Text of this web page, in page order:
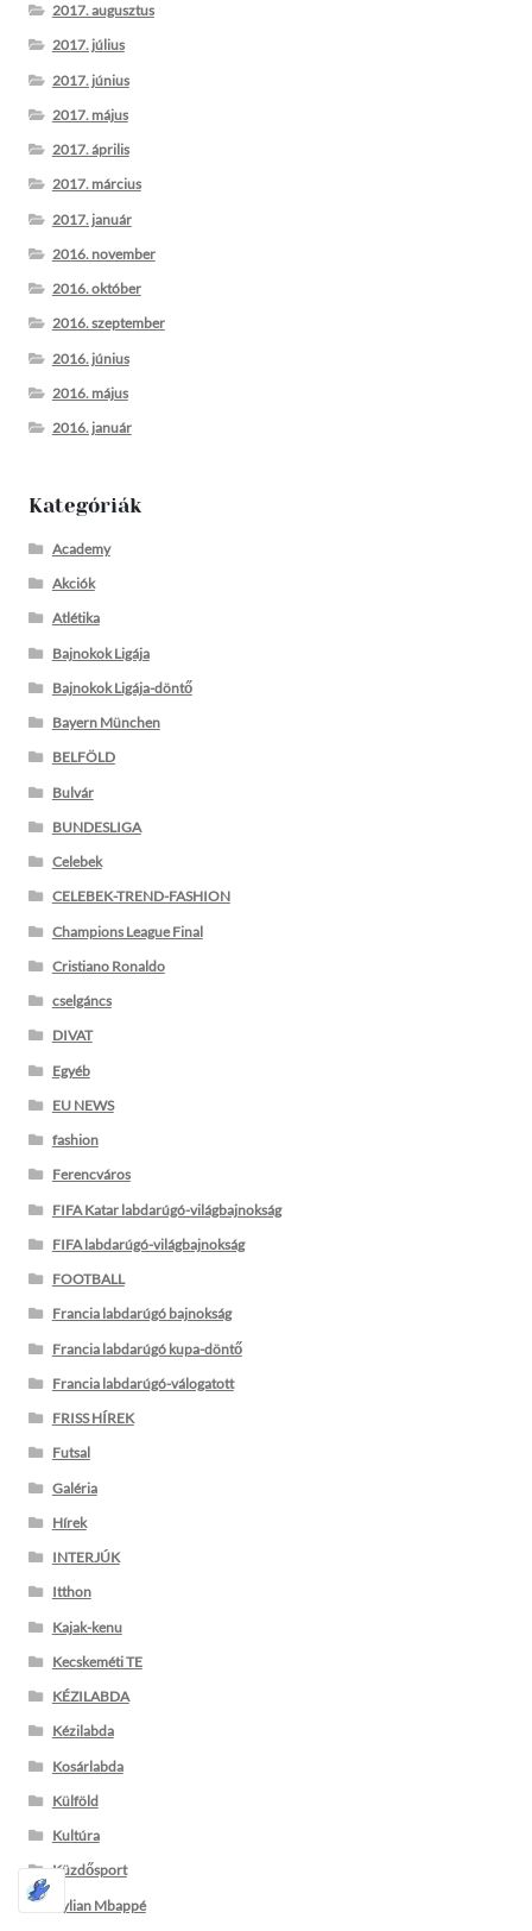
2017. augusztus
2017. július
2017. június
2017. május
2017. április
2017. március
2017. január
2016. november
2016. október
2016. szeptember
2016. június
2016. május
2016. január
Kategóriák
Academy
Akciók
Atlétika
Bajnokok Ligája
Bajnokok Ligája-döntő
Bayern München
BELFÖLD
Bulvár
BUNDESLIGA
Celebek
CELEBEK-TREND-FASHION
Champions League Final
Cristiano Ronaldo
cselgáncs
DIVAT
Egyéb
EU NEWS
fashion
Ferencváros
FIFA Katar labdarúgó-világbajnokság
FIFA labdarúgó-világbajnokság
FOOTBALL
Francia labdarúgó bajnokság
Francia labdarúgó kupa-döntő
Francia labdarúgó-válogatott
FRISS HÍREK
Futsal
Galéria
Hírek
INTERJÚK
Itthon
Kajak-kenu
Kecskeméti TE
KÉZILABDA
Kézilabda
Kosárlabda
Külföld
Kultúra
Küzdősport
Kylian Mbappé